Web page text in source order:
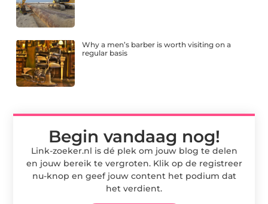
Why a men’s barber is worth visiting on a
regular basis
Begin vandaag nog!
Link-zoeker.nl is dé plek om jouw blog te delen
en jouw bereik te vergroten. Klik op de registreer
nu-knop en geef jouw content het podium dat
het verdient.